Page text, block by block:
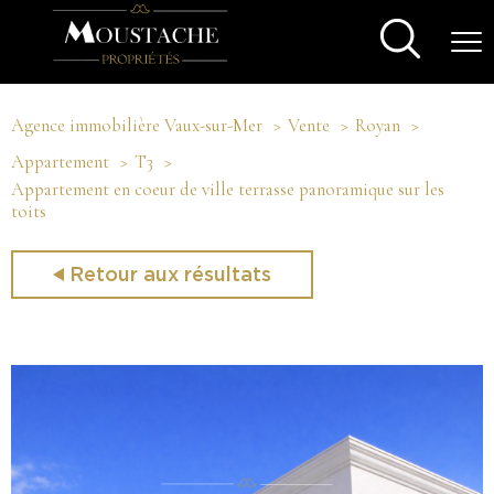
Agence immobilière Vaux-sur-Mer Vente
Royan
Appartement
T3
Appartement en coeur de ville terrasse panoramique sur les
toits
Retour aux résultats